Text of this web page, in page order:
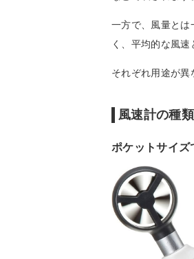
一方で、風量とは
く、平均的な風
それぞれ用途が異
風速計の種
ポケットサイズ